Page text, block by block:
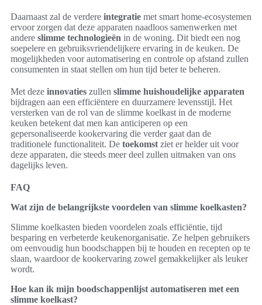
Daarnaast zal de verdere integratie met smart home-ecosystemen
ervoor zorgen dat deze apparaten naadloos samenwerken met
andere slimme technologieën in de woning. Dit biedt een nog
soepelere en gebruiksvriendelijkere ervaring in de keuken. De
mogelijkheden voor automatisering en controle op afstand zullen
consumenten in staat stellen om hun tijd beter te beheren.
Met deze innovaties zullen slimme huishoudelijke apparaten
bijdragen aan een efficiëntere en duurzamere levensstijl. Het
versterken van de rol van de slimme koelkast in de moderne
keuken betekent dat men kan anticiperen op een
gepersonaliseerde kookervaring die verder gaat dan de
traditionele functionaliteit. De toekomst ziet er helder uit voor
deze apparaten, die steeds meer deel zullen uitmaken van ons
dagelijks leven.
FAQ
Wat zijn de belangrijkste voordelen van slimme koelkasten?
Slimme koelkasten bieden voordelen zoals efficiëntie, tijd
besparing en verbeterde keukenorganisatie. Ze helpen gebruikers
om eenvoudig hun boodschappen bij te houden en recepten op te
slaan, waardoor de kookervaring zowel gemakkelijker als leuker
wordt.
Hoe kan ik mijn boodschappenlijst automatiseren met een
slimme koelkast?